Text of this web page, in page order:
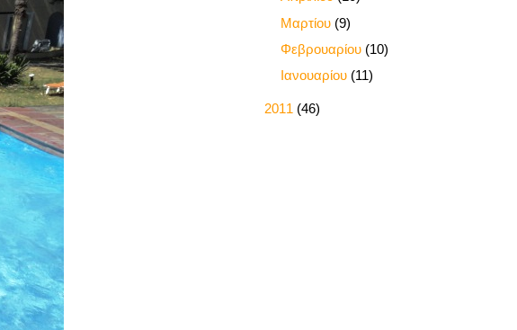
Μαρτίου (9)
Φεβρουαρίου (10)
Ιανουαρίου (11)
2011 (46)